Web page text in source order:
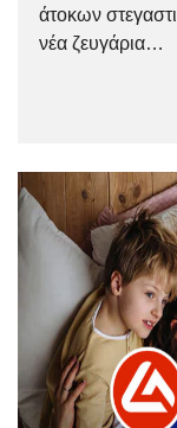
άτοκων
νέα ζευγάρια…